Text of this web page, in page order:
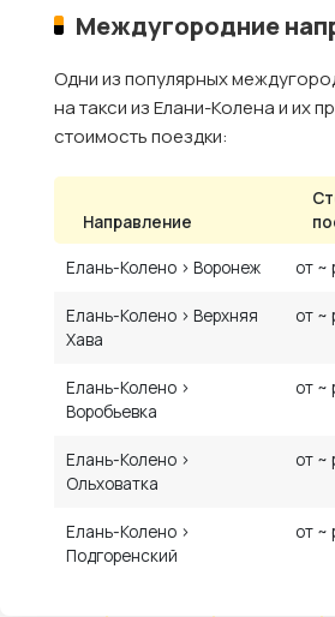
Междугородние
Одни из популярных
на такси из Елани-Колена и их
стоимость поездки:
Направление
Елань-Колено › Воронеж от ~
Елань-Колено › Верхняя
Хава
от ~
Елань-Колено ›
Воробьевка
от ~
Елань-Колено ›
Ольховатка
от ~
Елань-Колено ›
Подгоренский
от ~